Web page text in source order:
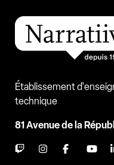
Établissement
technique
81 Avenue de la